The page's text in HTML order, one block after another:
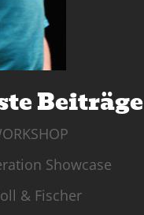
Beiträge
Showcase
& Fischer